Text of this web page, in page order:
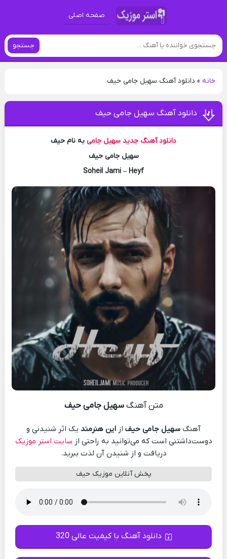
صفحه اصلی
جستجو
خانه» دانلود آهنگ سهیل جامی حیف
دانلود آهنگ سهیل جامی حیف
دانلود آهنگ جدید سهیل جامی به نام حیف
سهیل جامی حیف
Soheil Jami – Heyf
متن آهنگسهیل جامی حیف
آهنگ سهیل جامی حیف از این هنرمند یک اثر شنیدنی و
دوست‌داشتنی است که می‌توانید به راحتی از سایت استر موزیک
دریافت و از شنیدن آن لذت ببرید.
پخش آنلاین موزیک حیف
دانلود آهنگ با کیفیت عالی 320